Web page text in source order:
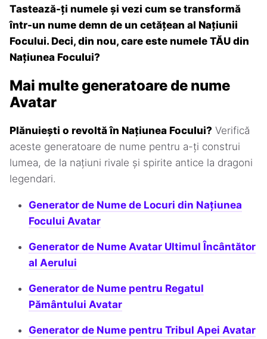
Tastează-ți numele și vezi cum se transformă
într-un nume demn de un cetățean al Națiunii
Focului. Deci, din nou, care este numele TĂU din
Națiunea Focului?
Mai multe generatoare de nume
Avatar
Plănuiești o revoltă în Națiunea Focului? Verifică
aceste generatoare de nume pentru a-ți construi
lumea, de la națiuni rivale și spirite antice la dragoni
legendari.
Generator de Nume de Locuri din Națiunea
Focului Avatar
Generator de Nume Avatar Ultimul Încântător
al Aerului
Generator de Nume pentru Regatul
Pământului Avatar
Generator de Nume pentru Tribul Apei Avatar